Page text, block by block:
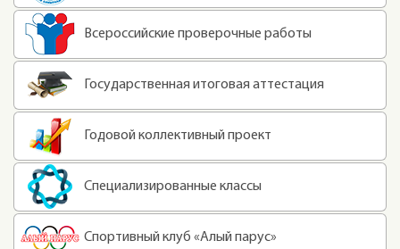
Всероссийские проверочные работы
Государственная итоговая аттестация
Годовой коллективный проект
Специализированные классы
Спортивный клуб «Алый парус»